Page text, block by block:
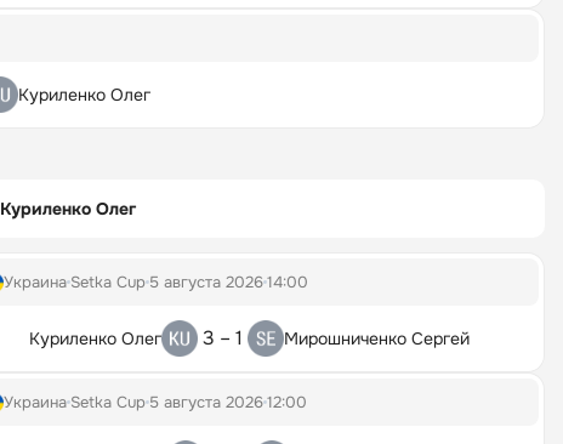
Куриленко Олег
Куриленко Олег
Украина Setka Cup 5 августа 202614:00
Куриленко Олег 3 – 1 Мирошниченко Сергей
Украина Setka Cup 5 августа 202612:00